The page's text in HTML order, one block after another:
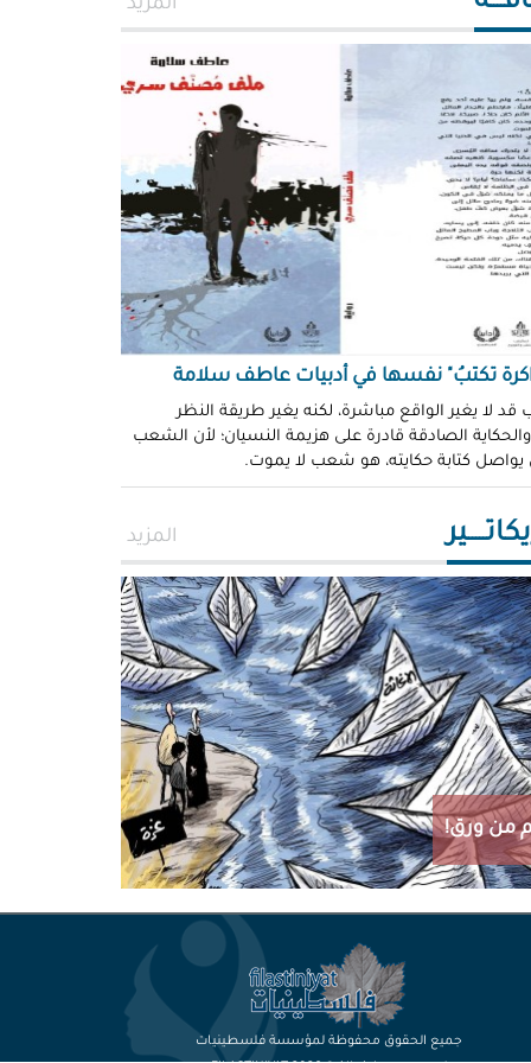
المزيد
تكتبُ" نفسها في أدبيات عاطف سلامة
قد لا يغير الواقع مباشرة، لكنه يغير طريقة النظر
والحكاية الصادقة قادرة على هزيمة النسيان؛ لأن الشعب
يواصل كتابة حكايته، هو شعب لا يموت.
المزيد
من ورق!
جميع الحقوق محفوظة لمؤسسة فلسطينيات